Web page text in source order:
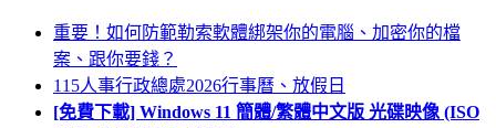
重要！如何防範勒索軟體綁架你的電腦、加密你的檔
案、跟你要錢？
115人事行政總處2026行事曆、放假日
[免費下載] Windows 11 簡體/繁體中文版 光碟映像 (ISO